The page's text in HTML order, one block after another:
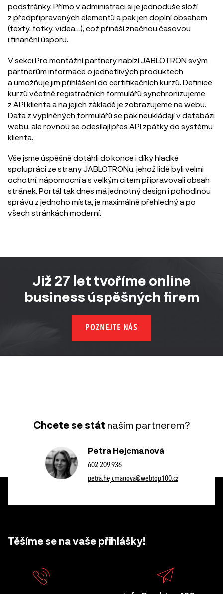
podstránky. Přímo v administraci si je jednoduše složí
z předpřipravených elementů a pak jen doplní obsahem
(texty, fotky, videa…), což přináší značnou časovou
i finanční úsporu.
V sekci Pro montážní partnery nabízí JABLOTRON svým
partnerům informace o jednotlivých produktech
a umožňuje jim přihlášení do certifikačních kurzů. Definice
kurzů včetně registračních formulářů synchronizujeme
z API klienta a na jejich základě je zobrazujeme na webu.
Data z vyplněných formulářů se pak neukládají v databázi
webu, ale rovnou se odesílají přes API zpátky do systému
klienta.
Vše jsme úspěšně dotáhli do konce i díky hladké
spolupráci ze strany JABLOTRONu, jehož lidé byli velmi
ochotní, nápomocní a s velkým citem připravovali obsah
stránek. Portál tak dnes má jednotný design i pohodlnou
správu z jednoho místa, je maximálně přehledný a po
všech stránkách moderní.
Již 27 let tvoříme online
business úspěšných firem
POZNEJTE NÁS
Chcete se stát naším partnerem?
Petra Hejcmanová
602 209 936
petra.hejcmanova@webtop100.cz
Těšíme se na vaše přihlášky!